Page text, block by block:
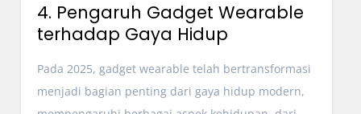
4. Pengaruh Gadget Wearable
terhadap Gaya Hidup
Pada 2025, gadget wearable telah bertransformasi
menjadi bagian penting dari gaya hidup modern,